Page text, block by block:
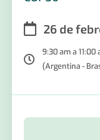
26 de
9:30 am a 11:00
(Argentina -